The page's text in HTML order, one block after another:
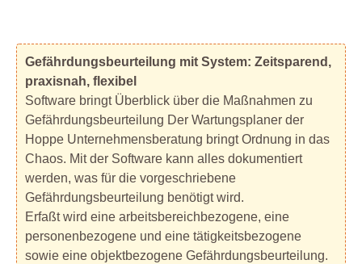
Gefährdungsbeurteilung mit System: Zeitsparend,
praxisnah, flexibel
Software bringt Überblick über die Maßnahmen zu
Gefährdungsbeurteilung Der Wartungsplaner der
Hoppe Unternehmensberatung bringt Ordnung in das
Chaos. Mit der Software kann alles dokumentiert
werden, was für die vorgeschriebene
Gefährdungsbeurteilung benötigt wird.
Erfaßt wird eine arbeitsbereichbezogene, eine
personenbezogene und eine tätigkeitsbezogene
sowie eine objektbezogene Gefährdungsbeurteilung.